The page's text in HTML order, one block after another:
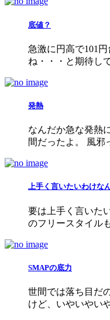
底値？
急激に円高で101
ね・・・と期待し
発熱
なんだか急な発熱
間だったよ。 風
上手く言いたいわけな
要は上手く言いた
のフリースタイル
SMAPの底力
世間では落ち目だ
けど、いやいやい